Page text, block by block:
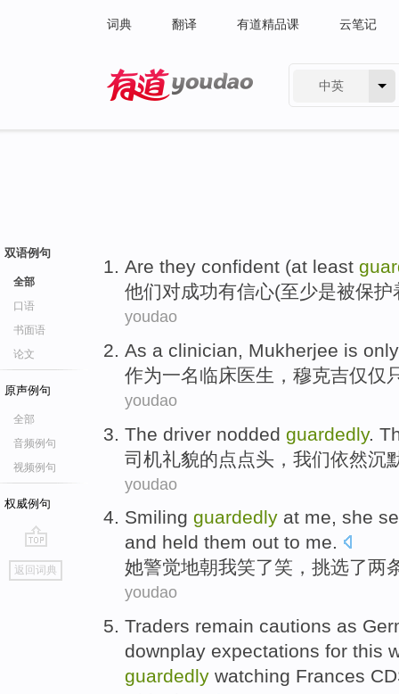
词典 翻译 有道精品课 云笔记
中英
双语例句
全部
口语
书面语
论文
原声例句
全部
音频例句
视频例句
权威例句
go
top
返回词典
Are they confident (at least
他们对成功有信心(至少是被保护
youdao
As a clinician, Mukherjee is only
作为一名临床医生 ， 穆克吉仅仅
youdao
The driver nodded guardedly.
司机礼貌的点点头 ， 我们依然沉
youdao
Smiling guardedly at me, she
and held them out to me.
她警觉地朝我笑了笑，挑选了两
youdao
Traders remain cautions as
downplay expectations for this
guardedly watching Frances